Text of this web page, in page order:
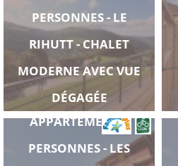
PERSONNES - LE
RIHUTT - CHALET
MODERNE AVEC VUE
DÉGAGÉE
APPARTEMENT 4
PERSONNES - LES